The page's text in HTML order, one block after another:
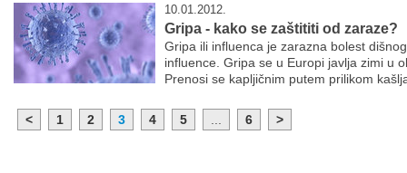
10.01.2012.
Gripa - kako se zaštititi od zaraze?
Gripa ili influenca je zarazna bolest
influence. Gripa se u Europi javlja zimi u
Prenosi se kapljičnim putem prilikom
< 1 2 3 4 5 6 >